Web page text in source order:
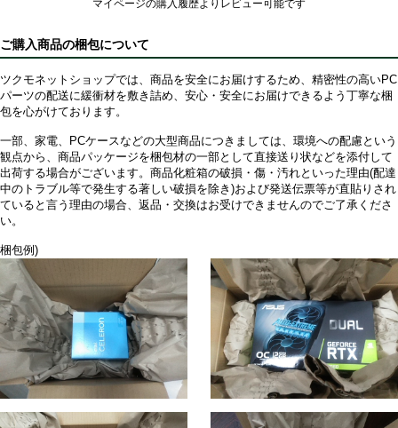
マイページの購入履歴よりレビュー可能です
ご購入商品の梱包について
ツクモネットショップでは、商品を安全にお届けするため、精密性の高いPC
パーツの配送に緩衝材を敷き詰め、安心・安全にお届けできるよう丁寧な梱
包を心がけております。
一部、家電、PCケースなどの大型商品につきましては、環境への配慮という
観点から、商品パッケージを梱包材の一部として直接送り状などを添付して
出荷する場合がございます。商品化粧箱の破損・傷・汚れといった理由(配達
中のトラブル等で発生する著しい破損を除き)および発送伝票等が直貼りされ
ていると言う理由の場合、返品・交換はお受けできませんのでご了承くださ
い。
梱包例)